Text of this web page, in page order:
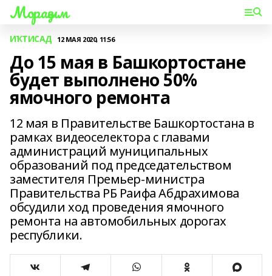
Мораҙым
ИҠТИСАД 12 МАЯ 2020, 11:56
До 15 мая в Башкортостане
будет выполнено 50%
ямочного ремонта
12 мая в Правительстве Башкортостана в
рамках видеоселектора с главами
администраций муниципальных
образований под председательством
заместителя Премьер-министра
Правительства РБ Раифа Абдрахимова
обсудили ход проведения ямочного
ремонта на автомобильных дорогах
республики.